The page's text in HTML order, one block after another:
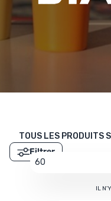
MES FAVORIS
LE BLOG DES TONTONS
TOUS LES PRODUITS
Filtrer
60
IL